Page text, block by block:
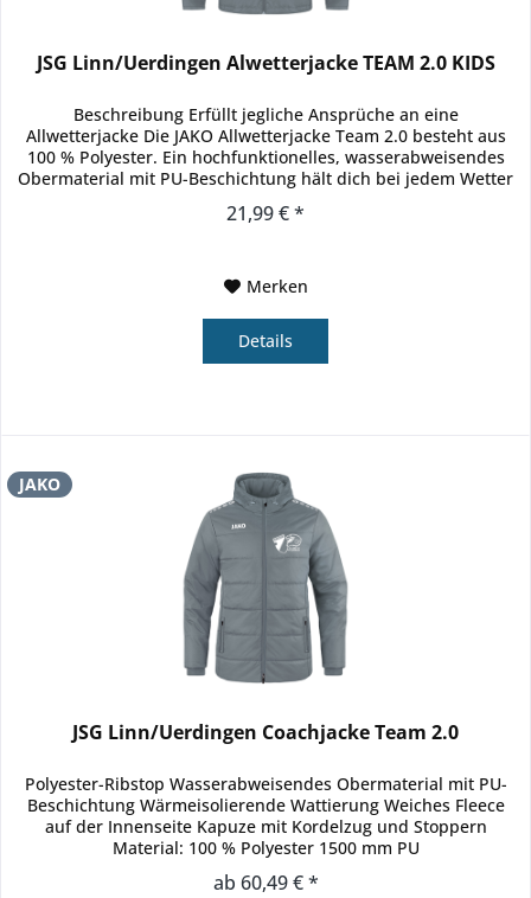
JSG Linn/Uerdingen Alwetterjacke TEAM 2.0 KIDS
Beschreibung Erfüllt jegliche Ansprüche an eine
Allwetterjacke Die JAKO Allwetterjacke Team 2.0 besteht aus
100 % Polyester. Ein hochfunktionelles, wasserabweisendes
Obermaterial mit PU-Beschichtung hält dich bei jedem Wetter
21,99 € *
Merken
Details
JAKO
JSG Linn/Uerdingen Coachjacke Team 2.0
Polyester-Ribstop Wasserabweisendes Obermaterial mit PU-
Beschichtung Wärmeisolierende Wattierung Weiches Fleece
auf der Innenseite Kapuze mit Kordelzug und Stoppern
Material: 100 % Polyester 1500 mm PU
ab 60,49 € *